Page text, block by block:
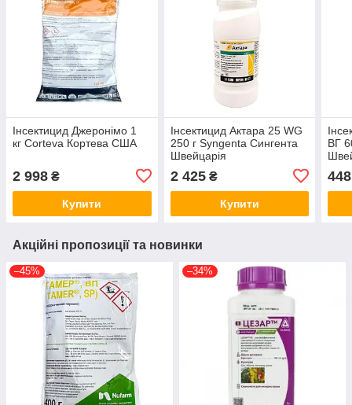
Інсектицид Джеронімо 1
кг Corteva Кортева США
2 998 ₴
Купити
Інсектицид Актара 25 WG
250 г Syngenta Сингента
Швейцарія
2 425₴
Купити
ВГ
448
Акційні пропозиції та новинки
–45% –34%